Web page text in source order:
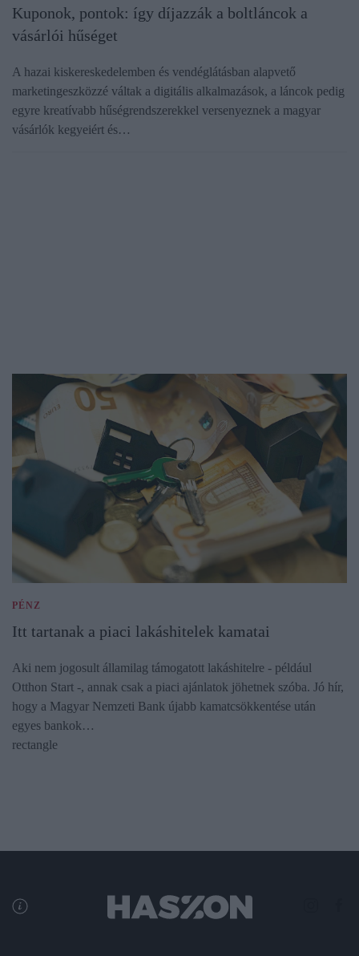
Kuponok, pontok: így díjazzák a boltláncok a
vásárlói hűséget
A hazai kiskereskedelemben és vendéglátásban alapvető
marketingeszközzé váltak a digitális alkalmazások, a láncok pedig
egyre kreatívabb hűségrendszerekkel versenyeznek a magyar
vásárlók kegyeiért és…
PÉNZ
Itt tartanak a piaci lakáshitelek kamatai
Aki nem jogosult államilag támogatott lakáshitelre - például
Otthon Start -, annak csak a piaci ajánlatok jöhetnek szóba. Jó hír,
hogy a Magyar Nemzeti Bank újabb kamatcsökkentése után
egyes bankok…
rectangle